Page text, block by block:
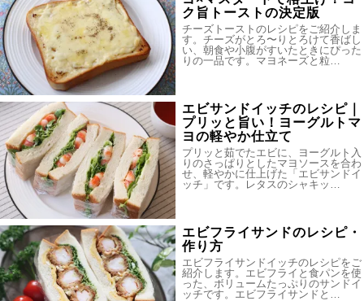
ク旨トーストの決定版
チーズトーストのレシピをご紹介しま
す。チーズがとろ〜りとろけて香ばし
い、朝食や小腹がすいたときにぴった
りの一品です。マヨネーズと粒…
エビサンドイッチのレシピ｜
プリッと旨い！ヨーグルトマ
ヨの軽やか仕立て
プリッと茹でたエビに、ヨーグルト入
りのさっぱりとしたマヨソースを合わ
せ、軽やかに仕上げた「エビサンドイ
ッチ」です。レタスのシャキッ…
エビフライサンドのレシピ・
作り方
エビフライサンドイッチのレシピをご
紹介します。エビフライと食パンを使
った、ボリュームたっぷりのサンドイ
ッチです。エビフライサンドと…